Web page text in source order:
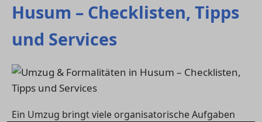
Husum – Checklisten, Tipps
und Services
Ein Umzug bringt viele organisatorische Aufgaben